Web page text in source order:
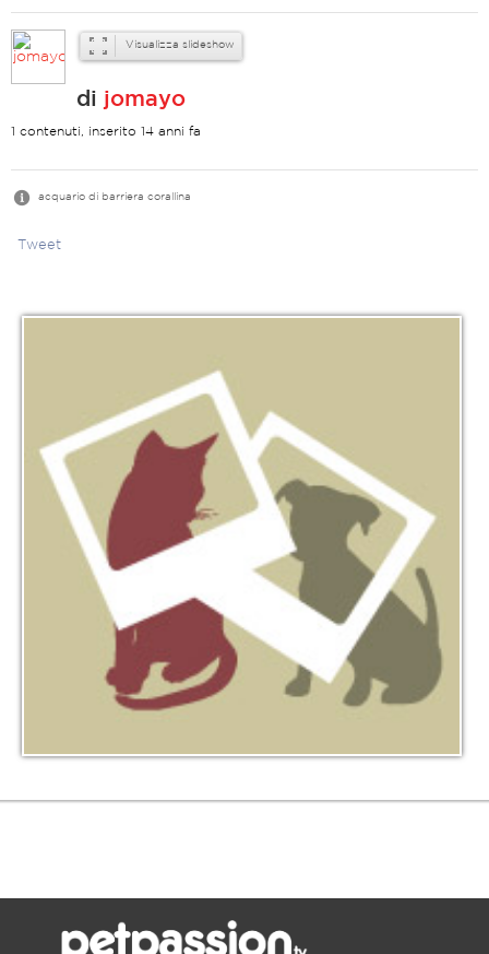
Visualizza slideshow
di jomayo
1 contenuti, inserito 14 anni fa
acquario di barriera corallina
Tweet